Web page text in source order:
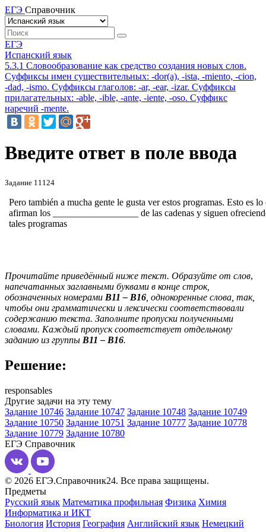
ЕГЭ Справочник
ЕГЭ
Испанский язык
5.3.1 Словообразование как средство создания новых слов.
Суффиксы имен существительных: -dor(a), -ista, -miento, -cion,
-dad, -ismo. Суффиксы глаголов: -ar, -ear, -izar. Суффиксы
прилагательных: -able, -ible, -ante, -iente, -oso. Суффикс
наречий -mente.
Введите ответ в поле ввода
Задание 11124
Pero también a mucha gente le gusta ver estos programas. Esto es lo
afirman los __________________ de las cadenas y siguen
tales programas
Прочитайте приведённый ниже текст. Образуйте от слов,
напечатанных заглавными буквами в конце строк,
обозначенных номерами В11 – B16 , однокоренные слова, так,
чтобы они грамматически и лексически соответствовали
содержанию текста. Заполните пропуски полученными
словами. Каждый пропуск соответствует отдельному
заданию из группы В11 – В16.
Решение:
responsables
Другие задачи на эту тему
Задание 10746 Задание 10747 Задание 10748 Задание 10749
Задание 10750 Задание 10751 Задание 10777 Задание 10778
Задание 10779 Задание 10780
ЕГЭ Справочник
© 2026 ЕГЭ.Справочник24. Все права защищены.
Предметы
Русский язык Математика профильная Физика Химия
Информатика и ИКТ
Биология История География Английский язык Немецкий